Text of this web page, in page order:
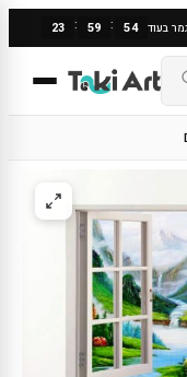
בעוד 23 : 59 : 53